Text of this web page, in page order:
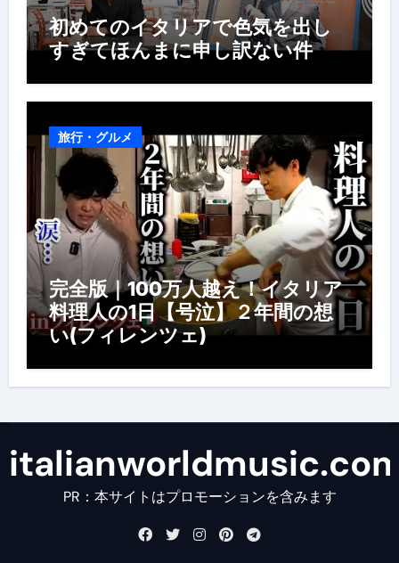
初めてのイタリアで色気を出し
すぎてほんまに申し訳ない件
旅行・グルメ
完全版｜100万人越え！イタリア
料理人の1日【号泣】２年間の想
い(フィレンツェ)
PR：本サイトはプロモーションを含みます